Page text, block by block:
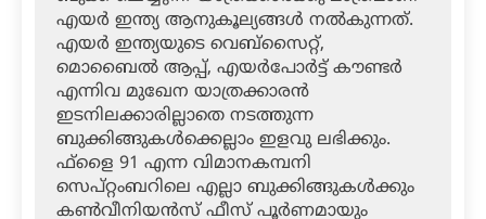
എയര്‍ ഇന്ത്യ ആനുകൂല്യങ്ങള്‍ നല്‍കുന്നത്.
എയര്‍ ഇന്ത്യയുടെ വെബ്‌സൈറ്റ്,
മൊബൈല്‍ ആപ്പ്, എയര്‍പോര്‍ട്ട് കൗണ്ടര്‍
എന്നിവ മുഖേന യാത്രക്കാരന്‍
ഇടനിലക്കാരില്ലാതെ നടത്തുന്ന
ബുക്കിങ്ങുകള്‍ക്കെല്ലാം ഇളവു ലഭിക്കും.
ഫ്‌ളൈ 91 എന്ന വിമാനകമ്പനി
സെപ്റ്റംബറിലെ എല്ലാ ബുക്കിങ്ങുകള്‍ക്കും
കണ്‍വീനിയന്‍സ് ഫീസ് പൂര്‍ണമായും